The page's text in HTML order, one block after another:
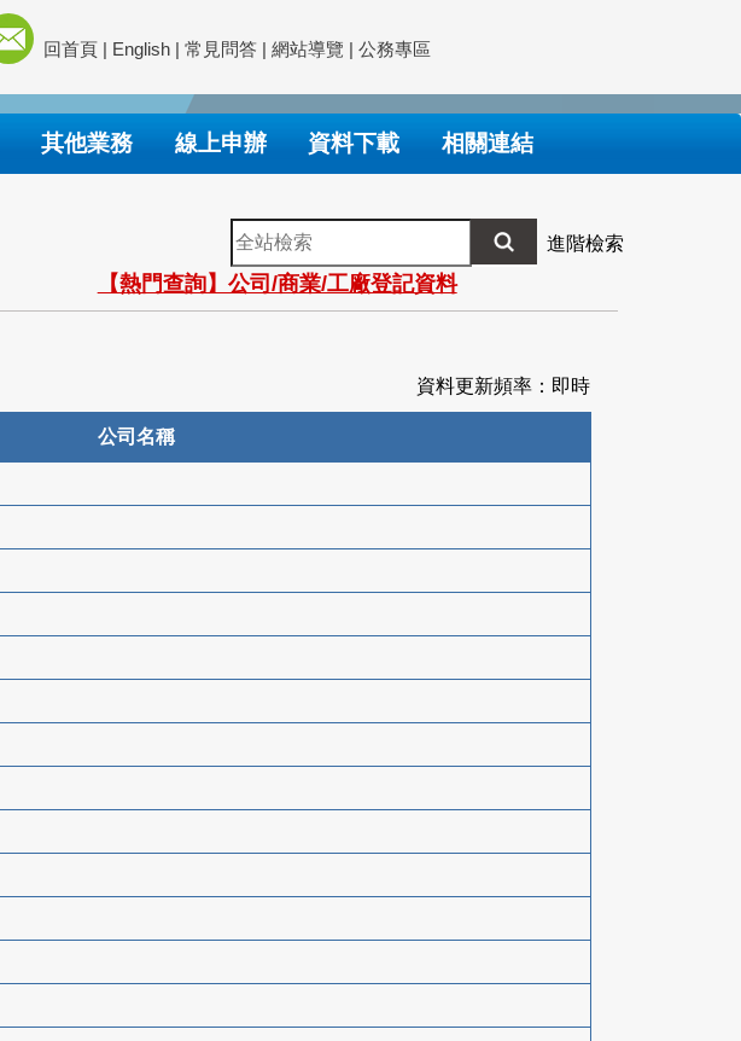
回首頁 | English | 常見問答 | 網站導覽 | 公務專區
其他業務 線上申辦 資料下載 相關連結
全
站
檢
索
進階檢索
【熱門查詢】公司/商業/工廠登記資料
資料更新頻率：即時
公司名稱